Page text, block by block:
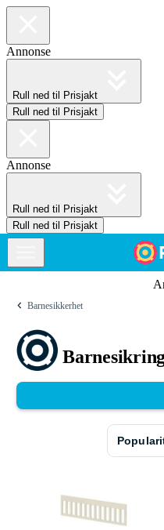
Annonse
Rull ned til Prisjakt
Rull ned til Prisjakt
Annonse
Rull ned til Prisjakt
Rull ned til Prisjakt
Barnesikkerhet